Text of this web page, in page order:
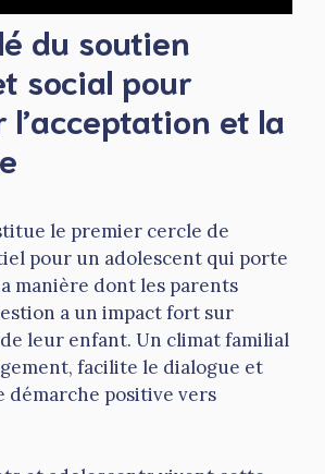
du soutien
social pour
et la
le premier cercle de
pour un adolescent qui porte
manière dont les parents
a un impact fort sur
de leur enfant. Un climat familial
facilite le dialogue et
démarche positive vers